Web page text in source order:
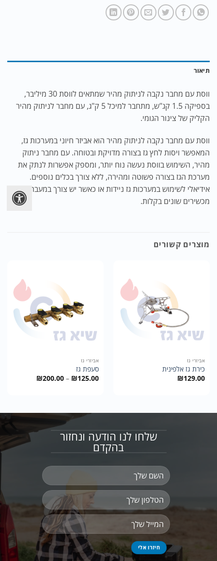
תיאור
ווסת עם מחבר נקבה לניתוק מהיר שמתאים לווסת 30 מיליבר,
בספיקה 1.5 קג"ש, מתחבר למיכל 5 ק"ג, עם מחבר לניתוק מהיר
הקליק של צינור הגומי.
ווסת עם מחבר נקבה לניתוק מהיר הוא אביזר חיוני במערכות גז,
המאפשר ויסות לחץ גז בצורה מדויקת ובטוחה. עם מחבר ניתוק
מהיר, השימוש בווסת נעשה נוח יותר, ומספק אפשרות לנתק את
מערכת הגז בצורה פשוטה ומהירה, ללא צורך בכלים נוספים.
אידיאלי לשימוש במערכות גז ניידות או כאשר יש צורך במעבר בין
מכשירים שונים בקלות.
מוצרים קשורים
אביזרי גז
כירת גז אלפינית
₪129.00
אביזרי גז
סעפת גז
₪125.00
–
₪200.00 טווח
מחירים:
שלחו לנו הודעה ונחזור
בהקדם